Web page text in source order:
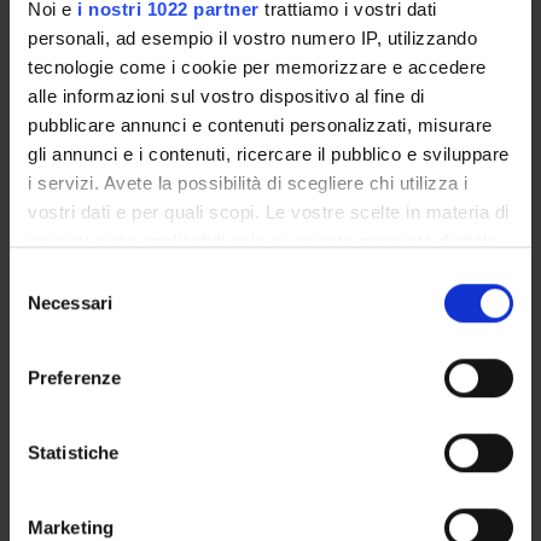
Noi e i nostri 1022 partner trattiamo i vostri dati
personali, ad esempio il vostro numero IP, utilizzando
tecnologie come i cookie per memorizzare e accedere
alle informazioni sul vostro dispositivo al fine di
pubblicare annunci e contenuti personalizzati, misurare
gli annunci e i contenuti, ricercare il pubblico e sviluppare
i servizi. Avete la possibilità di scegliere chi utilizza i
vostri dati e per quali scopi. Le vostre scelte in materia di
modificare o revocare il proprio consenso in qualsiasi
momento dalla Dichiarazione sui cookie o facendo clic
raccogliere informazioni sulla tua posizione
geografica, con un'approssimazione di qualche
Identificare il tuo dispositivo, scansionandolo
delNecessari
Preferenze
Statistiche
Marketing
Roberto Ricciuti
Referente esterno
Data pubblicazione
14 dicembre 2015
OFFERTA FORMATIVA
CORSI DI STUDIO
Persone
Calendario